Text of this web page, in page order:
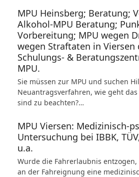
MPU Heinsberg; Beratung;
Alkohol-MPU Beratung;
Vorbereitung; MPU wegen
wegen Straftaten in Viersen
Schulungs- &
MPU.
Sie müssen zur MPU und suchen
Neuantragsverfahren, wie geht
sind zu beachten?…
MPU Viersen: Medizinisch-
Untersuchung bei IBBK,
u.a.
Wurde die Fahrerlaubnis
an der Fahreignung eine